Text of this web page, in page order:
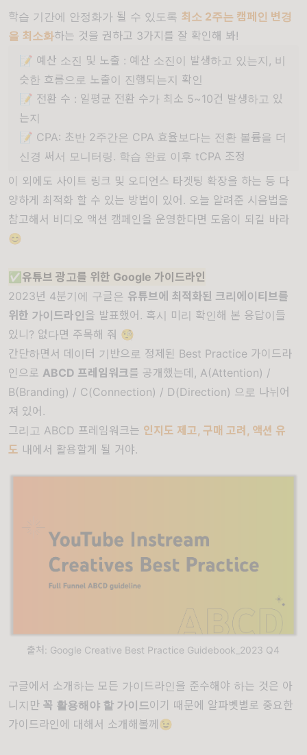
학습 기간에 안정화가 될 수 있도록 최소 2주는 캠페인 변경
을 최소화하는 것을 권하고 3가지를 잘 확인해 봐!
📝 예산 소진 및 노출 : 예산 소진이 발생하고 있는지, 비
슷한 흐름으로 노출이 진행되는지 확인
📝 전환 수 : 일평균 전환 수가 최소 5~10건 발생하고 있
는지
📝 CPA: 초반 2주간은 CPA 효율보다는 전환 볼륨을 더
신경 써서 모니터링. 학습 완료 이후 tCPA 조정
이 외에도 사이트 링크 및 오디언스 타겟팅 확장을 하는 등 다
양하게 최적화 할 수 있는 방법이 있어. 오늘 알려준 시음법을
참고해서 비디오 액션 캠페인을 운영한다면 도움이 되길 바라
😊
✅유튜브 광고를 위한 Google 가이드라인
2023년 4분기에 구글은 유튜브에 최적화된 크리에이티브를
위한 가이드라인을 발표했어. 혹시 미리 확인해 본 응답이들
있니? 없다면 주목해 줘 🧐
간단하면서 데이터 기반으로 정제된 Best Practice 가이드라
인으로 ABCD 프레임워크를 공개했는데, A(Attention) /
B(Branding) / C(Connection) / D(Direction) 으로 나뉘어
져 있어.
그리고 ABCD 프레임워크는 인지도 제고, 구매 고려, 액션 유
도 내에서 활용할게 될 거야.
출처: Google Creative Best Practice Guidebook_2023 Q4
구글에서 소개하는 모든 가이드라인을 준수해야 하는 것은 아
니지만 꼭 활용해야 할 가이드이기 때문에 알파벳별로 중요한
가이드라인에 대해서 소개해볼께😉